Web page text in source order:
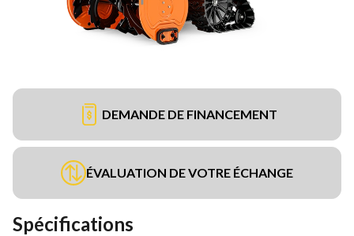
DEMANDE DE FINANCEMENT
ÉVALUATION DE VOTRE ÉCHANGE
Spécifications